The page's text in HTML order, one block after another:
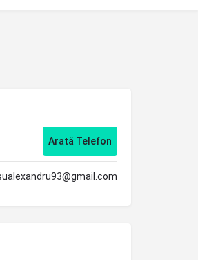
Arată Telefon